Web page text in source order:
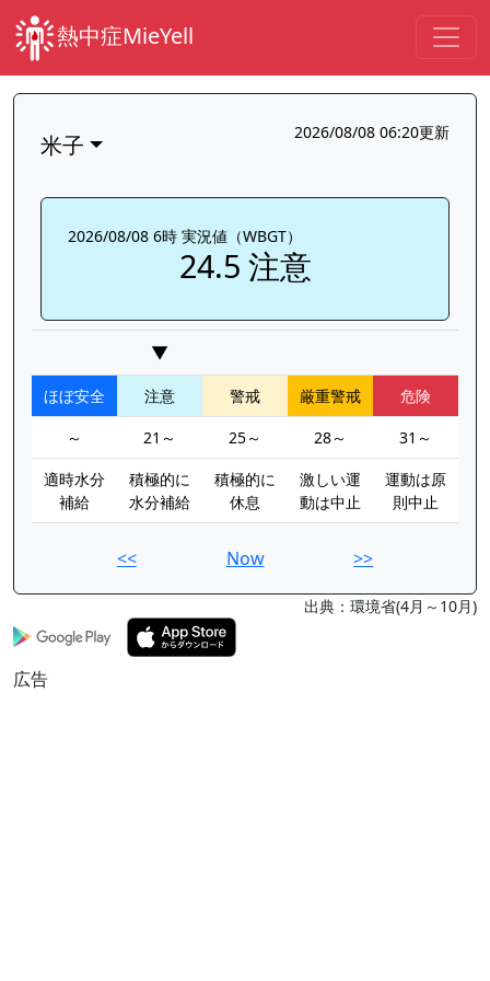
熱中症MieYell
米子 2026/08/08 06:20更新
2026/08/08 6時 実況値（WBGT）
24.5 注意
▼
ほぼ安全 注意 警戒 厳重警戒
危険
～
21～ 25～ 28～
31～
適時水分
補給
積極的に
水分補給
積極的に
休息
激しい運
動は中止
運動は原
則中止
<< Now >>
出典：環境省(4月～10月)
広告